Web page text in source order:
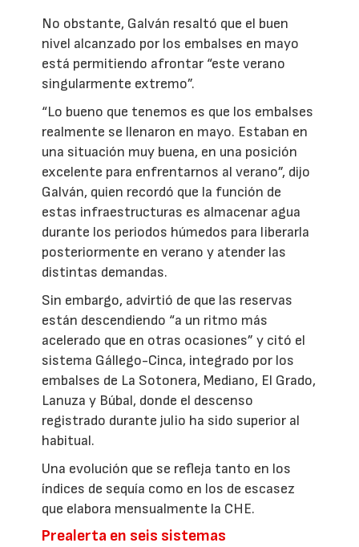
No obstante, Galván resaltó que el buen
nivel alcanzado por los embalses en mayo
está permitiendo afrontar “este verano
singularmente extremo”.
“Lo bueno que tenemos es que los embalses
realmente se llenaron en mayo. Estaban en
una situación muy buena, en una posición
excelente para enfrentarnos al verano”, dijo
Galván, quien recordó que la función de
estas infraestructuras es almacenar agua
durante los periodos húmedos para liberarla
posteriormente en verano y atender las
distintas demandas.
Sin embargo, advirtió de que las reservas
están descendiendo “a un ritmo más
acelerado que en otras ocasiones” y citó el
sistema Gállego-Cinca, integrado por los
embalses de La Sotonera, Mediano, El Grado,
Lanuza y Búbal, donde el descenso
registrado durante julio ha sido superior al
habitual.
Una evolución que se refleja tanto en los
índices de sequía como en los de escasez
que elabora mensualmente la CHE.
Prealerta en seis sistemas